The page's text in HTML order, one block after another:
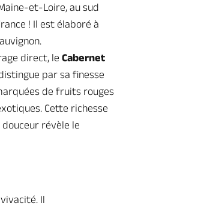
et-Loire, au sud
! Il est élaboré à
direct, le Cabernet
par sa finesse
de fruits rouges
Cette richesse
révèle le
Il